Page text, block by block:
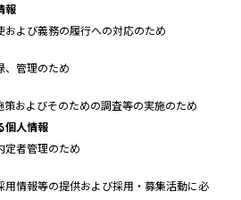
報
および義務の履行への対応のため
、管理のため
策およびそのための調査等の実施のため
個人情報
定者管理のため
用情報等の提供および採用・募集活動に必